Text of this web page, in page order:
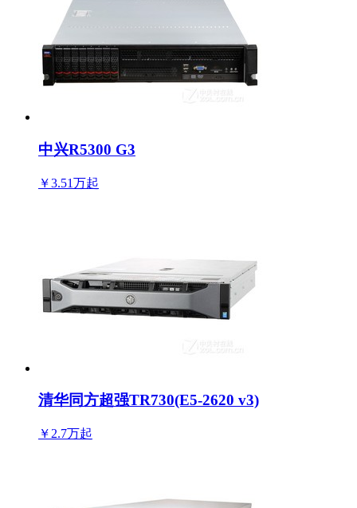
中兴R5300 G3
￥3.51万起
清华同方超强TR730(E5-2620 v3)
￥2.7万起